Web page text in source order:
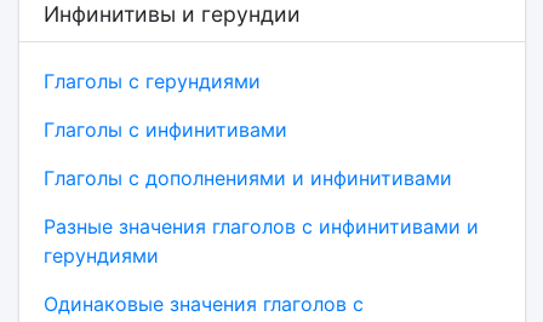
Инфинитивы и герундии
Глаголы с герундиями
Глаголы с инфинитивами
Глаголы с дополнениями и инфинитивами
Разные значения глаголов с инфинитивами и
герундиями
Одинаковые значения глаголов с